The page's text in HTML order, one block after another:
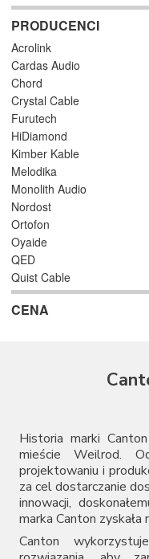
PRODUCENCI
Acrolink
Cardas Audio
Chord
Crystal Cable
Furutech
HiDiamond
Kimber Kable
Melodika
Monolith Audio
Nordost
Ortofon
Oyaide
QED
Quist Cable
Real Cable
REL
Wireworld
CENA
Historia marki
mieście Weilrod.
projektowaniu i
za cel dostarczanie
innowacji,
marka Canton
Canton